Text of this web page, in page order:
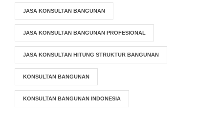
JASA KONSULTAN BANGUNAN
JASA KONSULTAN BANGUNAN PROFESIONAL
JASA KONSULTAN HITUNG STRUKTUR BANGUNAN
KONSULTAN BANGUNAN
KONSULTAN BANGUNAN INDONESIA